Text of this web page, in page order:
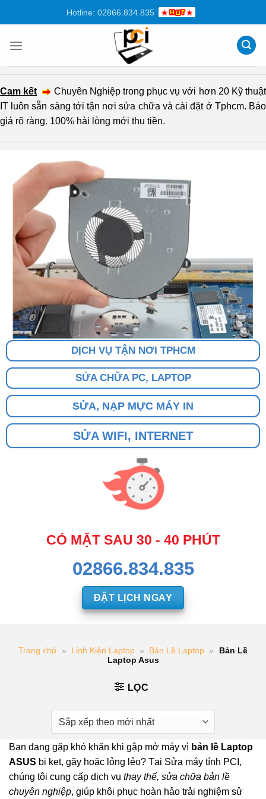
dung
Hotline: 02866.834.835
Cam kết
Chuyên Nghiệp trong phục vụ với hơn 20 Kỹ thuật
IT luôn sẵn sàng tới tận nơi sửa chữa và cài đặt ở Tphcm. Báo
giá rõ ràng. 100% hài lòng mới thu tiền.
DỊCH VỤ TẬN NƠI TPHCM
SỬA CHỮA PC, LAPTOP
SỬA, NẠP MỰC MÁY IN
SỬA WIFI, INTERNET
CÓ MẶT SAU 30 - 40 PHÚT
02866.834.835
ĐẶT LỊCH NGAY
Trang chủ » Linh Kiện Laptop » Bản Lề Laptop »
Bản Lề
Laptop Asus
LỌC
Bạn đang gặp khó khăn khi gập mở máy vì bản lề Laptop
ASUS bị kẹt, gãy hoặc lỏng lẻo? Tại Sửa máy tính PCI,
chúng tôi cung cấp dịch vụ thay thế, sửa chữa bản lề
chuyên nghiệp, giúp khôi phục hoàn hảo trải nghiệm sử